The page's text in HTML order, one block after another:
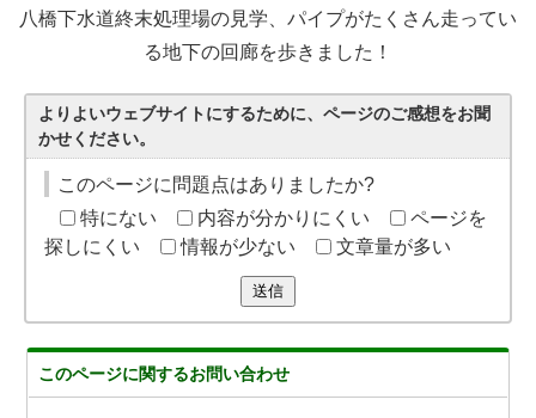
八橋下水道終末処理場の見学、パイプがたくさん走ってい
る地下の回廊を歩きました！
よりよいウェブサイトにするために、ページのご感想をお聞
かせください。
このページに問題点はありましたか?
特にない
内容が分かりにくい
ページを
探しにくい
情報が少ない 文章量が多い
送信
このページに関するお問い合わせ